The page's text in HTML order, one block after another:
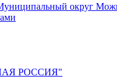
округ
РОССИЯ"